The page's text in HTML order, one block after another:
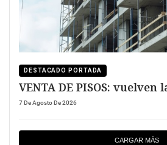
DESTACADO PORTADA
VENTA DE PISOS: vuelven
7 De Agosto De 2026
CARGAR MÁS